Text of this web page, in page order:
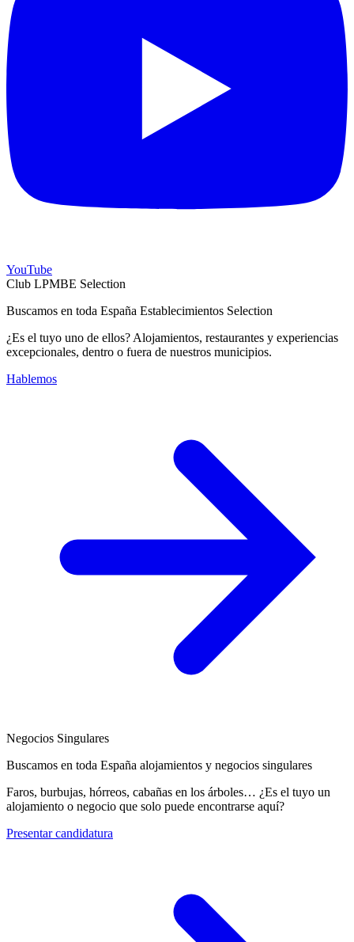
YouTube
Club LPMBE Selection
Buscamos en toda España Establecimientos Selection
¿Es el tuyo uno de ellos? Alojamientos, restaurantes y experiencias
excepcionales, dentro o fuera de nuestros municipios.
Hablemos
Negocios Singulares
Buscamos en toda España alojamientos y negocios singulares
Faros, burbujas, hórreos, cabañas en los árboles… ¿Es el tuyo un
alojamiento o negocio que solo puede encontrarse aquí?
Presentar candidatura